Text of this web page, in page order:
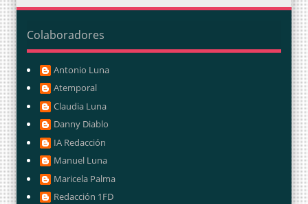
Colaboradores
Antonio Luna
Atemporal
Claudia Luna
Danny Diablo
IA Redacción
Manuel Luna
Maricela Palma
Redacción 1FD